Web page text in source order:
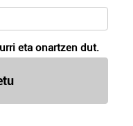
eta onartzen dut.